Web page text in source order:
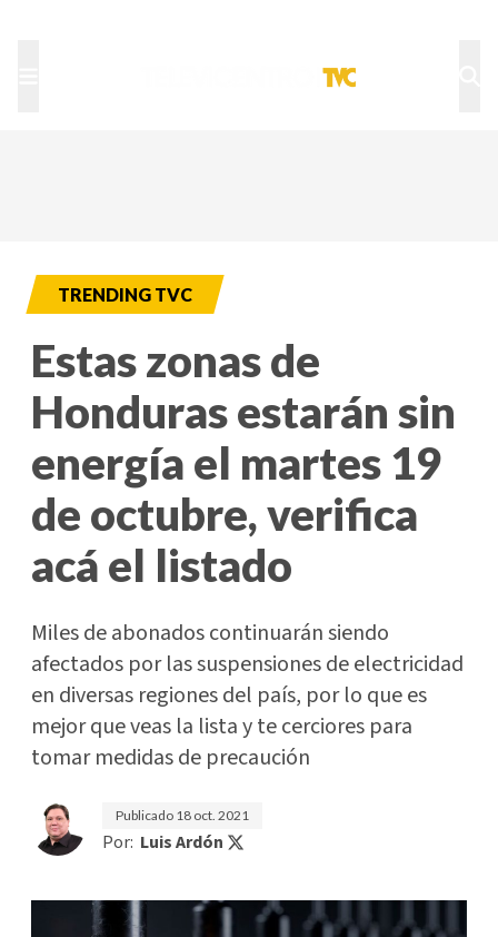
TRENDING TVC
Estas zonas de
Honduras estarán sin
energía el martes 19
de octubre, verifica
acá el listado
Miles de abonados continuarán siendo
afectados por las suspensiones de electricidad
en diversas regiones del país, por lo que es
mejor que veas la lista y te cerciores para
tomar medidas de precaución
Publicado 18 oct. 2021
Por: Luis Ardón